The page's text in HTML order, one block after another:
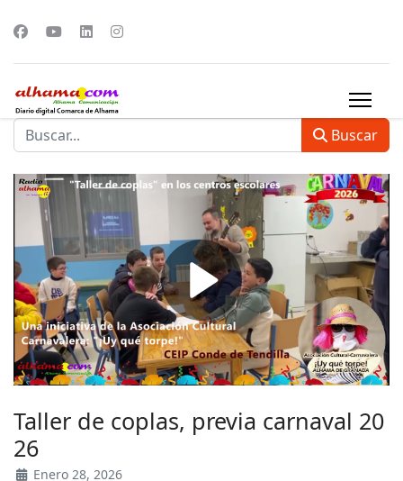
Buscar
Taller de coplas, previa carnaval 20
26
Enero 28, 2026